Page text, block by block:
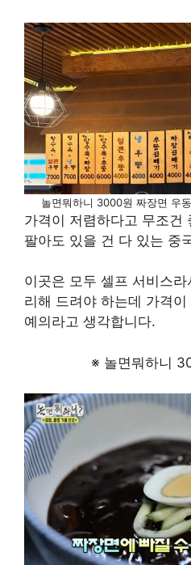
놀면뭐하니 3000원 짜장면 우
가격이 저렴하다고 무조건
팔아도 있을 건 다 있는 중
이곳은 모두 셀프 서비스
리해 드려야 하는데 가격
예의라고 생각합니다.
※ 놀면뭐하니